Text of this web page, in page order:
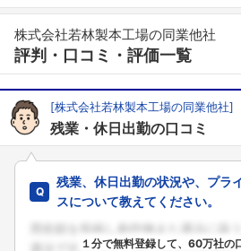
株式会社若林製本工場の同業他社
評判・口コミ・評価一覧
[株式会社若林製本工場の同業他社]
残業・休日出勤の口コミ
残業、休日出勤の状況や、プラ
スについて教えてください。
１分で無料登録して、60万社の